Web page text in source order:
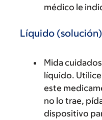
médico le
Líquido
Mida
líquido.
este
no lo trae,
dispositivo